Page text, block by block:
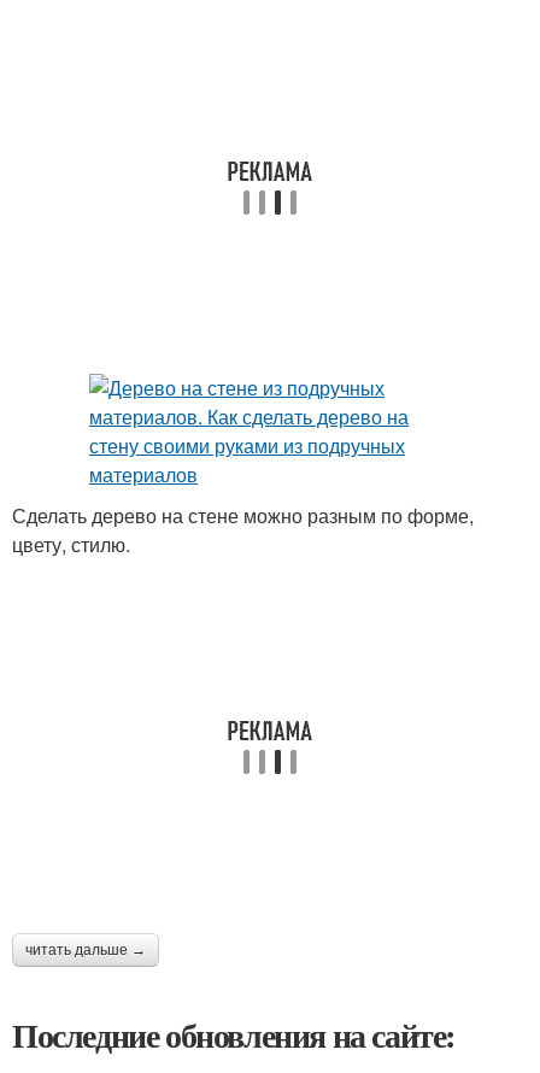
Сделать дерево на стене можно разным по форме,
цвету, стилю.
читать дальше →
Последние обновления на сайте: